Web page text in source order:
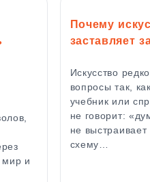
мир и
Почему
заставляет
Искусство
вопросы так,
учебник или
не говорит:
не выстраивает
схему…